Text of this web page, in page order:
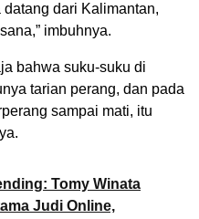
dari Kalimantan,
imbuhnya.
bahwa suku-suku di
tarian perang, dan pada
sampai mati, itu
Tomy Winata
Judi Online,